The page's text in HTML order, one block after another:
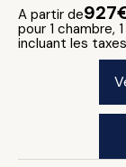
A partir de
pour 1 chambre,
incluant les